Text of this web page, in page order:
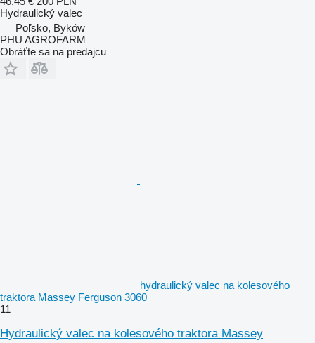
Hydraulický valec
Poľsko, Byków
PHU AGROFARM
Obráťte sa na predajcu
hydraulický valec na kolesového
traktora Massey Ferguson 3060
11
Hydraulický valec na kolesového traktora Massey